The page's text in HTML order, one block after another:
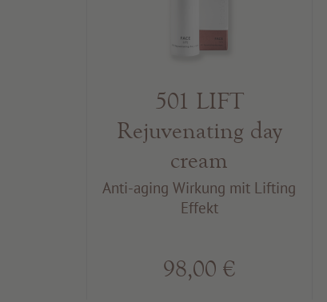
501 LIFT
Rejuvenating day
cream
Anti-aging Wirkung mit Lifting
Effekt
98,00 €